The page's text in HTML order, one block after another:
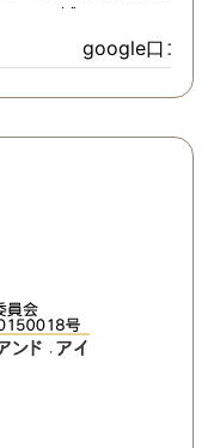
しても拭えなくて、、、
ちらの相談員？さんは人
経験が豊富な様で自分の
みにそったアドバイスを
る前後も頻繁に連絡いた
きた時は一番に相談させ
いただきます 本当に、
がとうございました
google口コミ